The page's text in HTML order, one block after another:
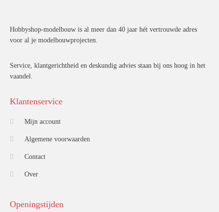
Hobbyshop-modelbouw is al meer dan 40 jaar hét vertrouwde adres
voor al je modelbouwprojecten.
Service, klantgerichtheid en deskundig advies staan bij ons hoog in het
vaandel.
Klantenservice
Mijn account
Algemene voorwaarden
Contact
Over
Openingstijden